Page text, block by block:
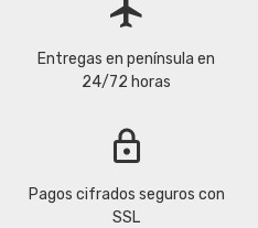
flight
Entregas en península en
24/72 horas
lock
Pagos cifrados seguros con
SSL